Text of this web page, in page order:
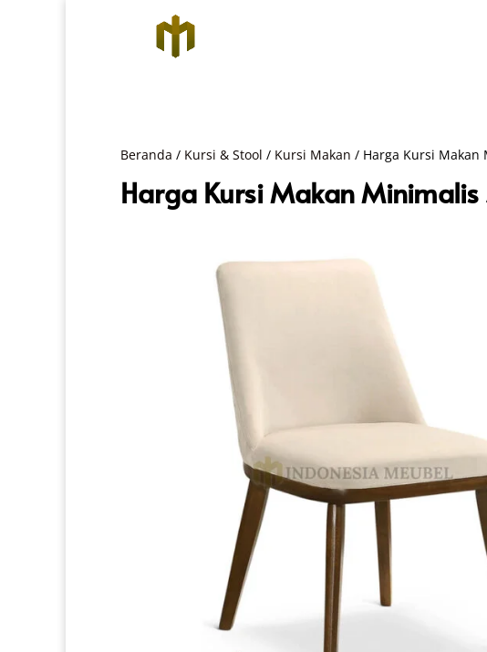
Beranda / Kursi & Stool / Kursi Makan / Harga Kursi Makan
Harga Kursi Makan